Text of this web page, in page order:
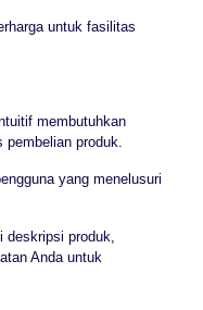
untuk fasilitas
membutuhkan
pembelian produk.
yang menelusuri
deskripsi produk,
Anda untuk